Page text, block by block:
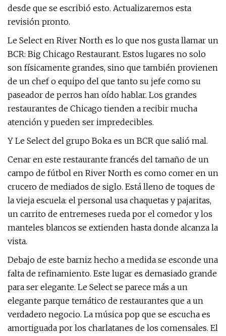
desde que se escribió esto. Actualizaremos esta
revisión pronto.
Le Select en River North es lo que nos gusta llamar un
BCR: Big Chicago Restaurant. Estos lugares no solo
son físicamente grandes, sino que también provienen
de un chef o equipo del que tanto su jefe como su
paseador de perros han oído hablar. Los grandes
restaurantes de Chicago tienden a recibir mucha
atención y pueden ser impredecibles.
Y Le Select del grupo Boka es un BCR que salió mal.
Cenar en este restaurante francés del tamaño de un
campo de fútbol en River North es como comer en un
crucero de mediados de siglo. Está lleno de toques de
la vieja escuela: el personal usa chaquetas y pajaritas,
un carrito de entremeses rueda por el comedor y los
manteles blancos se extienden hasta donde alcanza la
vista.
Debajo de este barniz hecho a medida se esconde una
falta de refinamiento. Este lugar es demasiado grande
para ser elegante. Le Select se parece más a un
elegante parque temático de restaurantes que a un
verdadero negocio. La música pop que se escucha es
amortiguada por los charlatanes de los comensales. El